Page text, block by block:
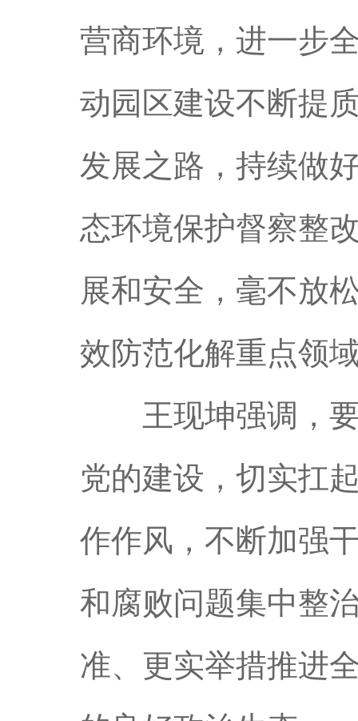
营商环境，进一步
动园区建设不断提
发展之路，持续做
态环境保护督察整
展和安全，毫不放
效防范化解重点领
王现坤强调，要
党的建设，切实扛
作作风，不断加强
和腐败问题集中整
准、更实举措推进